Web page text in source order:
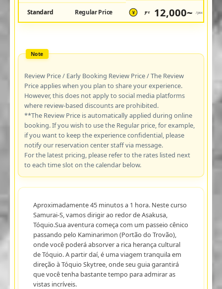
Standard Regular Price ¥ JPY 12,000~ /pax
Review Price / Early Booking Review Price / The Review
Price applies when you plan to share your experience.
However, this does not apply to social media platforms
where review-based discounts are prohibited.
**The Review Price is automatically applied during online
booking. If you wish to use the Regular price, for example,
if you want to keep the experience confidential, please
notify our reservation center staff via message.
For the latest pricing, please refer to the rates listed next
to each time slot on the calendar below.
Aproximadamente 45 minutos a 1 hora. Neste curso
Samurai-S, vamos dirigir ao redor de Asakusa,
Tóquio.Sua aventura começa com um passeio cênico
passando pelo Kaminarimon (Portão do Trovão),
onde você poderá absorver a rica herança cultural
de Tóquio. A partir daí, é uma viagem tranquila em
direção à Tóquio Skytree, onde seu guia garantirá
que você tenha bastante tempo para admirar as
vistas incríveis.